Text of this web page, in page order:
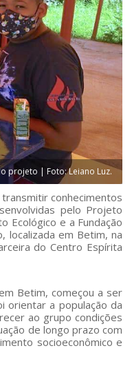
projeto | Foto: Leiano Luz.
conhecimentos
pelo Projeto
Ecológico e a Fundação
localizada em Betim, na
do Centro Espírita
Betim, começou a ser
orientar a população da
ao grupo condições
de longo prazo com
socioeconômico e